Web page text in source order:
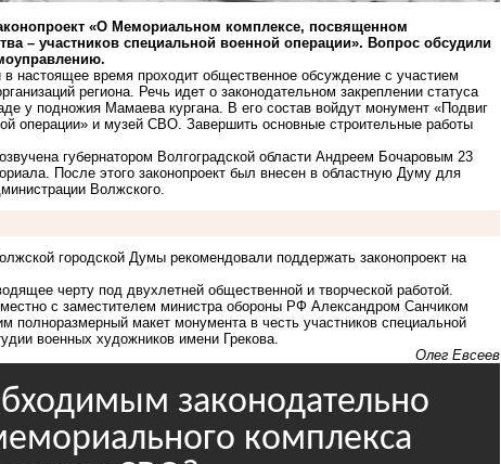
«О Мемориальном комплексе, посвященном
– участников специальной военной операции». Вопрос обсудили
настоящее время проходит общественное обсуждение с участием
региона. Речь идет о законодательном закреплении статуса
у подножия Мамаева кургана. В его состав войдут монумент «Подвиг
операции» и музей СВО. Завершить основные строительные работы
губернатором Волгоградской области Андреем Бочаровым 23
После этого законопроект был внесен в областную Думу для
Волжского.
городской Думы рекомендовали поддержать законопроект на
черту под двухлетней общественной и творческой работой.
с заместителем министра обороны РФ Александром Санчиком
макет монумента в честь участников специальной
военных художников имени Грекова.
Олег Евсеев